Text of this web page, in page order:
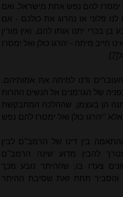
ימסרו להם נפש אחת מישראל. ואם
לנו פלוני או נהרוג את כולכם - אם
בכרי יתנו אותו להם, ואין מורין
חייב מיתה - יהרגו כולן ואל ימסרו
[7]
.
ודנו למיתה את אמותיהם.
של הגרמנים אל הנשים ההרות
הן בעצמן, שההלכה המתבקשת
"יהרגו כולן ואל ימסרו להם נפש
בין דינו של הרמב"ם לבין
להבין מדוע שינה הרמב"ם
צעדו בו, שההיתר נובע מכך
והסביר תחת זאת שסיבת ההיתר